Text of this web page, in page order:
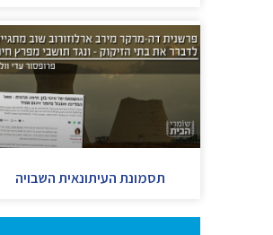
תסמונת העיתונאית השבויה